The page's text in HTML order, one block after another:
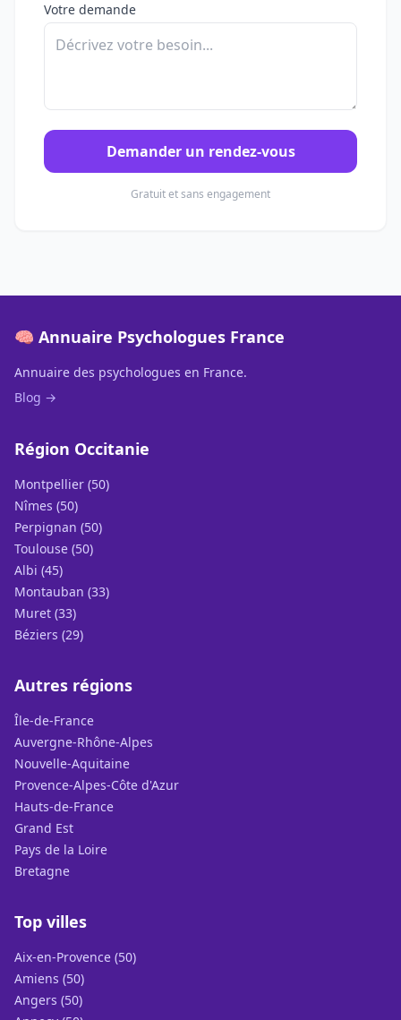
Votre demande
Demander un rendez-vous
Gratuit et sans engagement
🧠 Annuaire Psychologues France
Annuaire des psychologues en France.
Blog →
Région Occitanie
Montpellier (50)
Nîmes (50)
Perpignan (50)
Toulouse (50)
Albi (45)
Montauban (33)
Muret (33)
Béziers (29)
Autres régions
Île-de-France
Auvergne-Rhône-Alpes
Nouvelle-Aquitaine
Provence-Alpes-Côte d'Azur
Hauts-de-France
Grand Est
Pays de la Loire
Bretagne
Top villes
Aix-en-Provence (50)
Amiens (50)
Angers (50)